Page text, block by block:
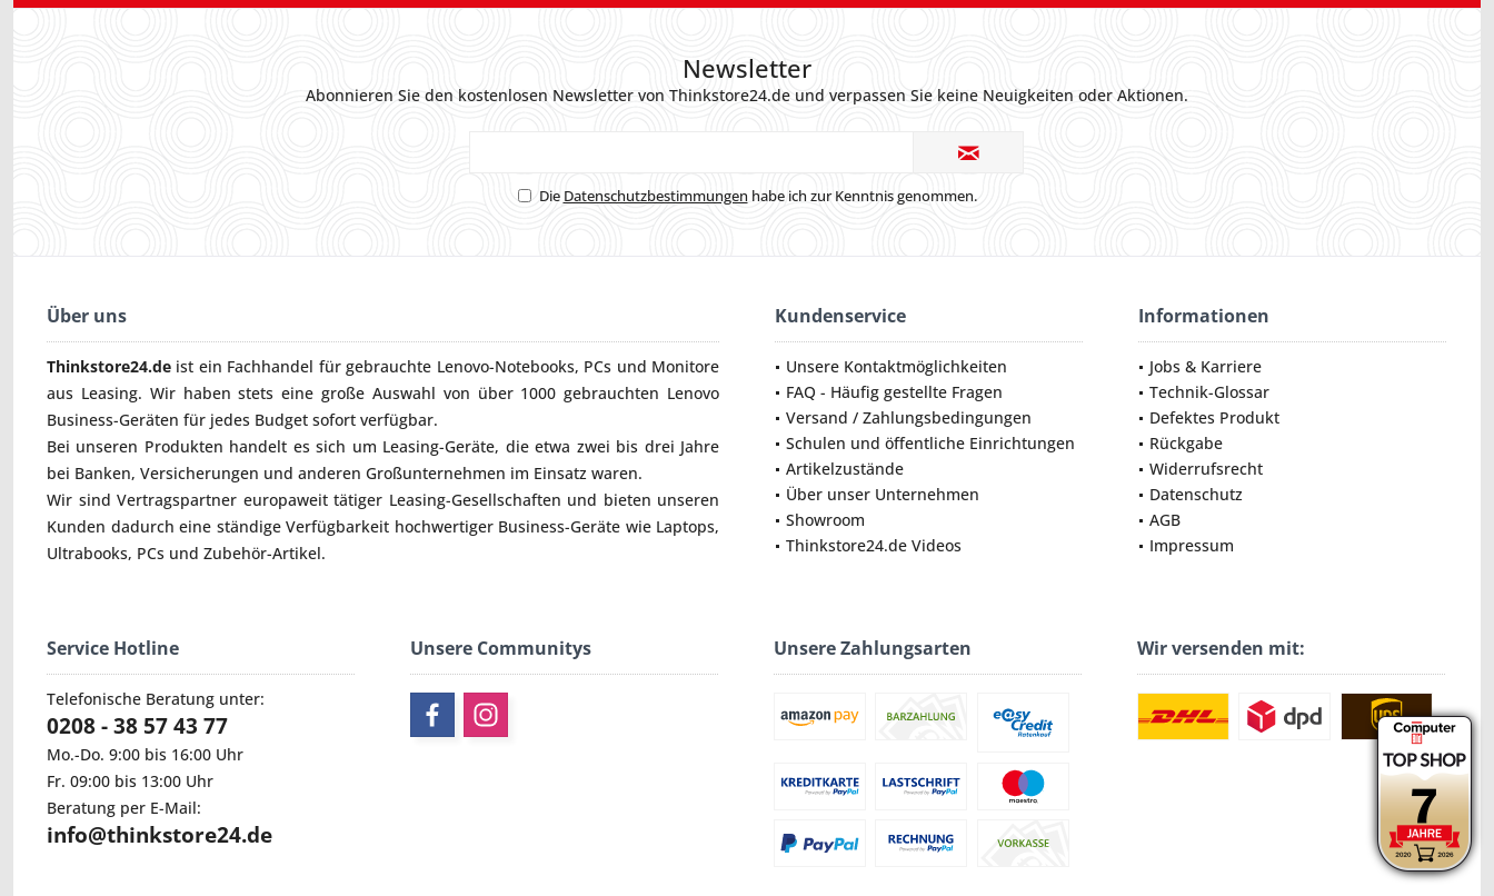
Newsletter
Abonnieren Sie den kostenlosen Newsletter von Thinkstore24.de und verpassen Sie keine Neuigkeiten oder Aktionen.
Die Datenschutzbestimmungen habe ich zur Kenntnis genommen.
Über uns
Thinkstore24.de ist ein Fachhandel für gebrauchte Lenovo-Notebooks, PCs und Monitore
aus Leasing. Wir haben stets eine große Auswahl von über 1000 gebrauchten Lenovo
Business-Geräten für jedes Budget sofort verfügbar.
Bei unseren Produkten handelt es sich um Leasing-Geräte, die etwa zwei bis drei Jahre
bei Banken, Versicherungen und anderen Großunternehmen im Einsatz waren.
Wir sind Vertragspartner europaweit tätiger Leasing-Gesellschaften und bieten unseren
Kunden dadurch eine ständige Verfügbarkeit hochwertiger Business-Geräte wie Laptops,
Ultrabooks, PCs und Zubehör-Artikel.
Kundenservice
Unsere Kontaktmöglichkeiten
FAQ - Häufig gestellte Fragen
Versand / Zahlungsbedingungen
Schulen und öffentliche Einrichtungen
Artikelzustände
Über unser Unternehmen
Showroom
Thinkstore24.de Videos
Informationen
Jobs & Karriere
Technik-Glossar
Defektes Produkt
Rückgabe
Widerrufsrecht
Datenschutz
AGB
Impressum
Service Hotline
Telefonische Beratung unter:
0208 - 38 57 43 77
Mo.-Do. 9:00 bis 16:00 Uhr
Fr. 09:00 bis 13:00 Uhr
Beratung per E-Mail:
info@thinkstore24.de
Unsere Communitys Unsere Zahlungsarten Wir versenden mit: